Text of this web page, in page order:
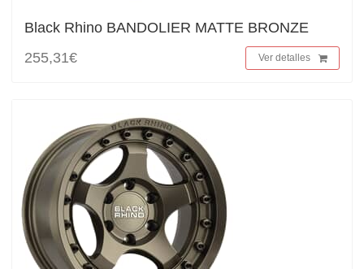
Black Rhino BANDOLIER MATTE BRONZE
255,31€
Ver detalles